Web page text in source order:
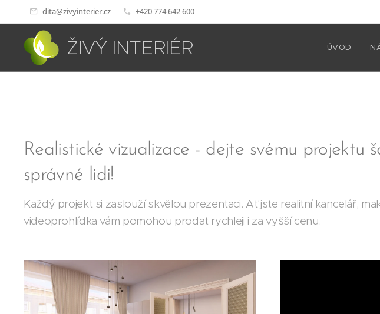
dita@zivyinterier.cz +420 774 642 600
ŽIVÝ INTERIÉR ÚVOD
Realistické vizualizace - dejte svému projektu
správné lidi!
Každý projekt si zaslouží skvělou prezentaci. Ať jste realitní kancelář,
videoprohlídka vám pomohou prodat rychleji i za vyšší cenu.